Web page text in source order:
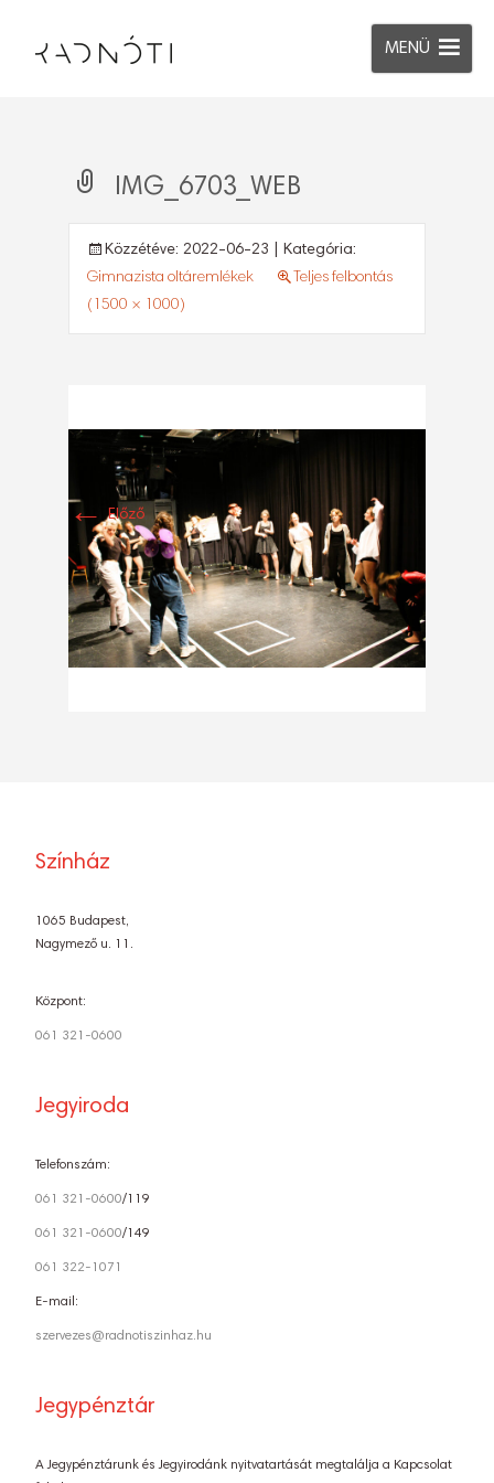
MENÜ
IMG_6703_WEB
Közzétéve: 2022-06-23 | Kategória:
Gimnazista oltáremlékek
Teljes felbontás
(1500 × 1000)
←Előző
Színház
1065 Budapest,
Nagymező u. 11.
Központ:
061 321-0600
Jegyiroda
Telefonszám:
061 321-0600/119
061 321-0600/149
061 322-1071
E-mail:
szervezes@radnotiszinhaz.hu
Jegypénztár
A Jegypénztárunk és Jegyirodánk nyitvatartását megtalálja a Kapcsolat